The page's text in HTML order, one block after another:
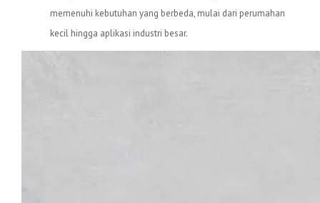
memenuhi kebutuhan yang berbeda, mulai dari perumahan
kecil hingga aplikasi industri besar.